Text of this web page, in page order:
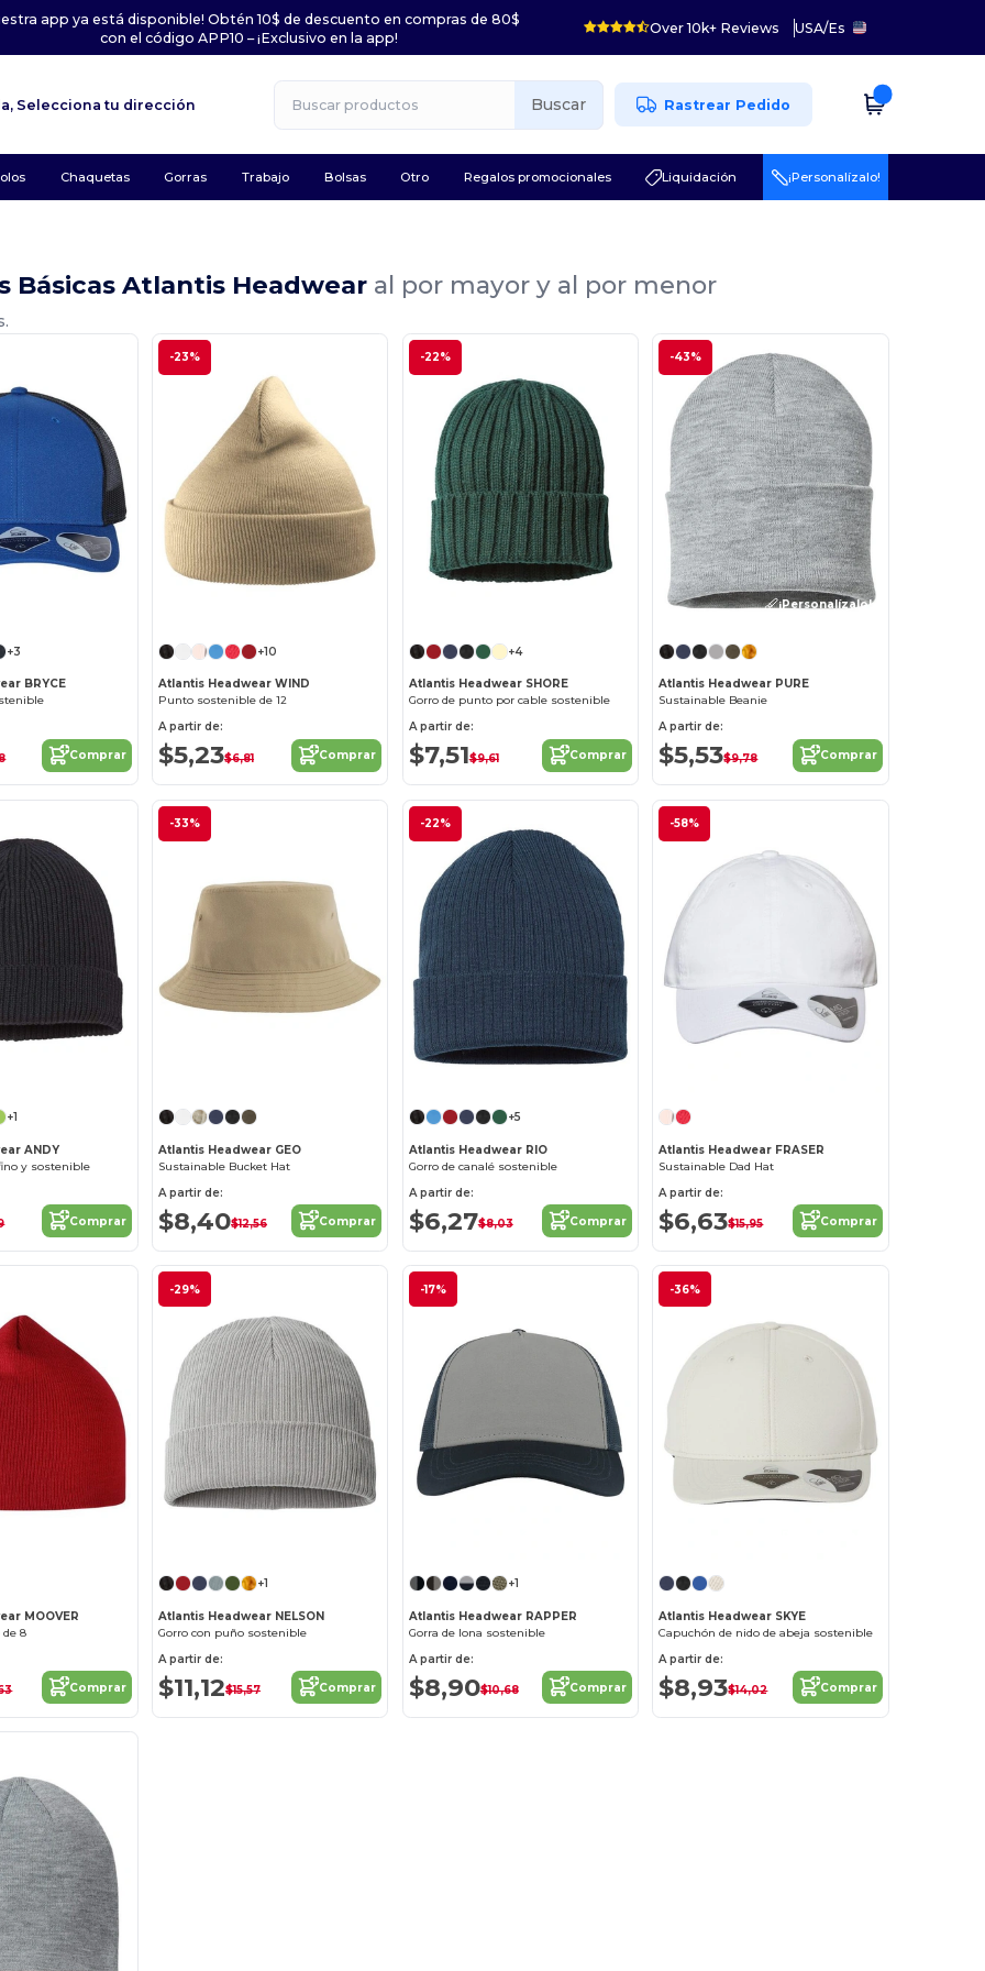
app ya está disponible! Obtén 10$ de descuento en compras de 80$
con el código APP10 – ¡Exclusivo en la app!
Over 10k+ Reviews USA/Es
Selecciona tu dirección Buscar Rastrear Pedido
Chaquetas Gorras Trabajo Bolsas Otro Regalos promocionales Liquidación ¡Personalízalo!
Básicas Atlantis Headwear al por mayor y al por menor
+3
BRYCE
Comprar
-23%
+10
Atlantis Headwear WIND
Punto sostenible de 12
A partir de:
$5,23$6,81 Comprar
-22%
+4
Atlantis Headwear SHORE
Gorro de punto por cable sostenible
A partir de:
$7,51$9,61 Comprar
-43%
¡Personalízalo!
Atlantis Headwear PURE
Sustainable Beanie
A partir de:
$5,53$9,78 Comprar
+1
ANDY
y sostenible
Comprar
-33%
Atlantis Headwear GEO
Sustainable Bucket Hat
A partir de:
$8,40$12,56 Comprar
-22%
+5
Atlantis Headwear RIO
Gorro de canalé sostenible
A partir de:
$6,27$8,03 Comprar
-58%
Atlantis Headwear FRASER
Sustainable Dad Hat
A partir de:
$6,63$15,95 Comprar
MOOVER
8
Comprar
-29%
+1
Atlantis Headwear NELSON
Gorro con puño sostenible
A partir de:
$11,12$15,57 Comprar
-17%
+1
Atlantis Headwear RAPPER
Gorra de lona sostenible
A partir de:
$8,90$10,68 Comprar
-36%
Atlantis Headwear SKYE
Capuchón de nido de abeja sostenible
A partir de:
$8,93$14,02 Comprar